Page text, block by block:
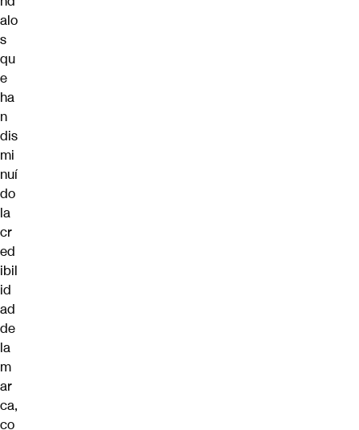
alo
s
qu
e
ha
n
dis
mi
nuí
do
la
cr
ed
ibil
id
ad
de
la
m
ar
ca,
co